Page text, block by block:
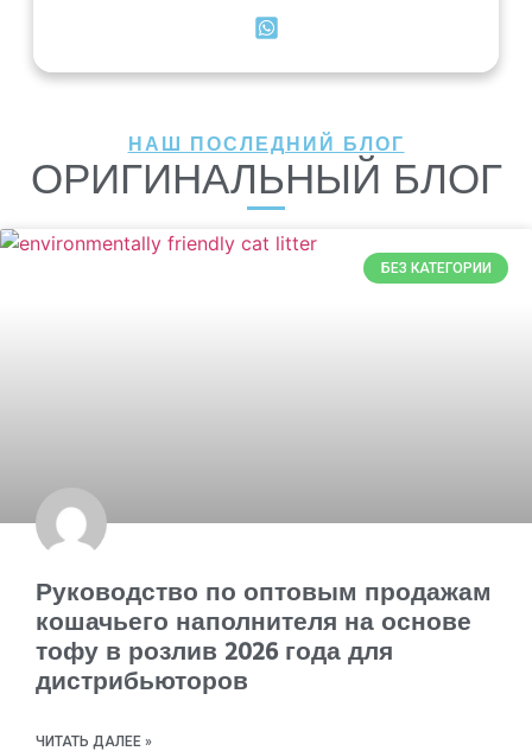
НАШ ПОСЛЕДНИЙ БЛОГ
ОРИГИНАЛЬНЫЙ БЛОГ
БЕЗ КАТЕГОРИИ
Руководство по оптовым продажам
кошачьего наполнителя на основе
тофу в розлив 2026 года для
дистрибьюторов
ЧИТАТЬ ДАЛЕЕ »